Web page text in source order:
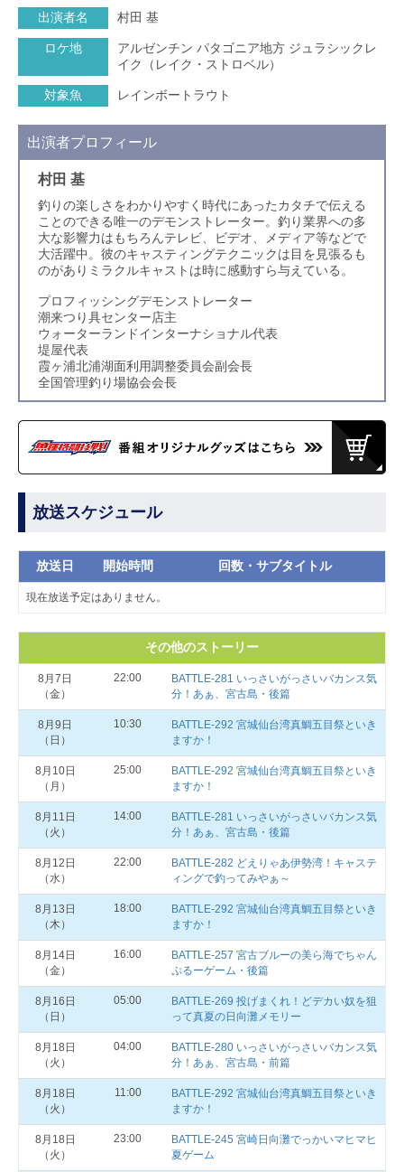
出演者名 村田 基
ロケ地
アルゼンチン パタゴニア地方 ジュラシックレ
イク（レイク・ストロベル）
対象魚 レインボートラウト
出演者プロフィール
村田 基
釣りの楽しさをわかりやすく時代にあったカタチで伝える
ことのできる唯一のデモンストレーター。釣り業界への多
大な影響力はもちろんテレビ、ビデオ、メディア等などで
大活躍中。彼のキャスティングテクニックは目を見張るも
のがありミラクルキャストは時に感動すら与えている。
プロフィッシングデモンストレーター
潮来つり具センター店主
ウォーターランドインターナショナル代表
堤屋代表
霞ヶ浦北浦湖面利用調整委員会副会長
全国管理釣り場協会会長
放送スケジュール
放送日 開始時間 回数・サブタイトル
現在放送予定はありません。
その他のストーリー
8月7日
（金）
22:00
BATTLE-281 いっさいがっさいバカンス気
分！あぁ、宮古島・後篇
8月9日
（日）
10:30
BATTLE-292 宮城仙台湾真鯛五目祭といき
ますか！
8月10日
（月）
25:00
BATTLE-292 宮城仙台湾真鯛五目祭といき
ますか！
8月11日
（火）
14:00
BATTLE-281 いっさいがっさいバカンス気
分！あぁ、宮古島・後篇
8月12日
（水）
22:00
BATTLE-282 どえりゃあ伊勢湾！キャステ
ィングで釣ってみやぁ～
8月13日
（木）
18:00
BATTLE-292 宮城仙台湾真鯛五目祭といき
ますか！
8月14日
（金）
16:00
BATTLE-257 宮古ブルーの美ら海でちゃん
ぷるーゲーム・後篇
8月16日
（日）
05:00
BATTLE-269 投げまくれ！どデカい奴を狙
って真夏の日向灘メモリー
8月18日
（火）
04:00
BATTLE-280 いっさいがっさいバカンス気
分！あぁ、宮古島・前篇
8月18日
（火）
11:00
BATTLE-292 宮城仙台湾真鯛五目祭といき
ますか！
8月18日
（火）
23:00
BATTLE-245 宮崎日向灘でっかいマヒマヒ
夏ゲーム